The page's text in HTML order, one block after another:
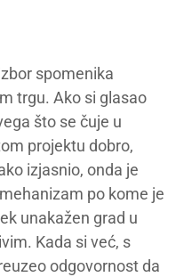
spomenika
trgu. Ako si glasao
što se čuje u
projektu dobro,
izjasnio, onda je
po kome je
unakažen grad u
Kada si već, s
odgovornost da